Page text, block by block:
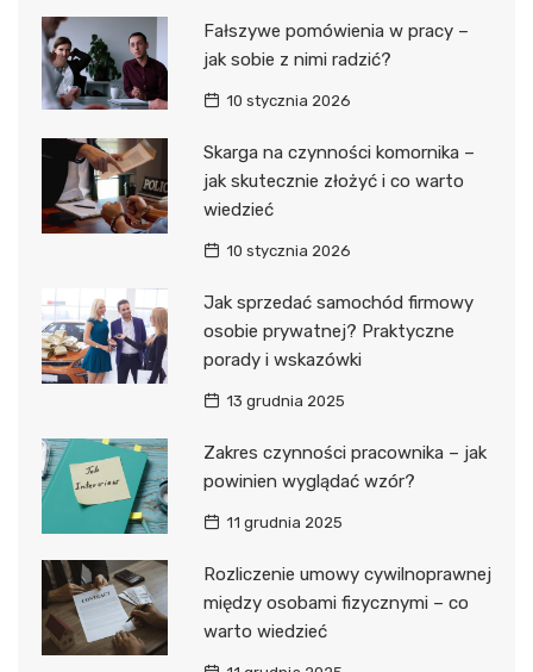
Fałszywe pomówienia w pracy –
jak sobie z nimi radzić?
10 stycznia 2026
Skarga na czynności komornika –
jak skutecznie złożyć i co warto
wiedzieć
10 stycznia 2026
Jak sprzedać samochód firmowy
osobie prywatnej? Praktyczne
porady i wskazówki
13 grudnia 2025
Zakres czynności pracownika – jak
powinien wyglądać wzór?
11 grudnia 2025
Rozliczenie umowy cywilnoprawnej
między osobami fizycznymi – co
warto wiedzieć